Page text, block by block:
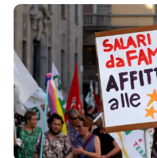
Longform
Copertine
Economia
Lavoro
Ambiente
Diritti
Welfare
Italia
Internazionale